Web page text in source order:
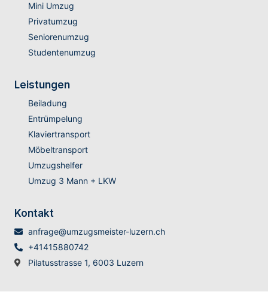
Mini Umzug
Privatumzug
Seniorenumzug
Studentenumzug
Leistungen
Beiladung
Entrümpelung
Klaviertransport
Möbeltransport
Umzugshelfer
Umzug 3 Mann + LKW
Kontakt
anfrage@umzugsmeister-luzern.ch
+41415880742
Pilatusstrasse 1, 6003 Luzern